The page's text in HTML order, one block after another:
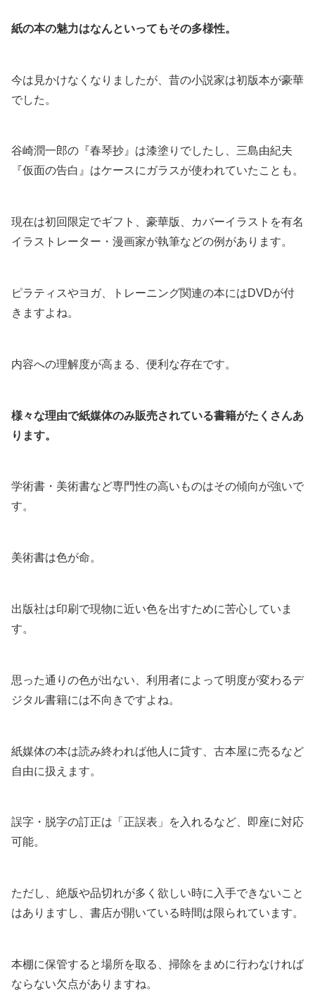
紙の本の魅力はなんといってもその多様性。
今は見かけなくなりましたが、昔の小説家は初版本が豪華
でした。
谷崎潤一郎の『春琴抄』は漆塗りでしたし、三島由紀夫
『仮面の告白』はケースにガラスが使われていたことも。
現在は初回限定でギフト、豪華版、カバーイラストを有名
イラストレーター・漫画家が執筆などの例があります。
ピラティスやヨガ、トレーニング関連の本にはDVDが付
きますよね。
内容への理解度が高まる、便利な存在です。
様々な理由で紙媒体のみ販売されている書籍がたくさんあ
ります。
学術書・美術書など専門性の高いものはその傾向が強いで
す。
美術書は色が命。
出版社は印刷で現物に近い色を出すために苦心していま
す。
思った通りの色が出ない、利用者によって明度が変わるデ
ジタル書籍には不向きですよね。
紙媒体の本は読み終われば他人に貸す、古本屋に売るなど
自由に扱えます。
誤字・脱字の訂正は「正誤表」を入れるなど、即座に対応
可能。
ただし、絶版や品切れが多く欲しい時に入手できないこと
はありますし、書店が開いている時間は限られています。
本棚に保管すると場所を取る、掃除をまめに行わなければ
ならない欠点がありますね。